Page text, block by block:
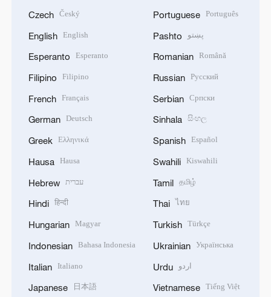
Czech Český
English English
Esperanto Esperanto
Filipino Filipino
French Français
German Deutsch
Greek Ελληνικά
Hausa Hausa
Hebrew עברית
Hindi हिन्दी
Hungarian Magyar
Indonesian Bahasa Indonesia
Italian Italiano
Japanese 日本語
Portuguese Português
Pashto پښتو
Romanian Română
Russian Русский
Serbian Српски
Sinhala සිංහල
Spanish Español
Swahili Kiswahili
Tamil தமிழ்
Thai ไทย
Turkish Türkçe
Ukrainian Українська
Urdu اردو
Vietnamese Tiếng Việt